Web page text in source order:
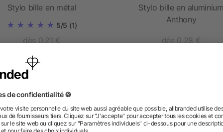
Stylo bille en métal
5/5 (1)
dès 0,21 €
Stylo bille en aluminium
Anthony
dès 0,28 €
des questions ? Nous avons les